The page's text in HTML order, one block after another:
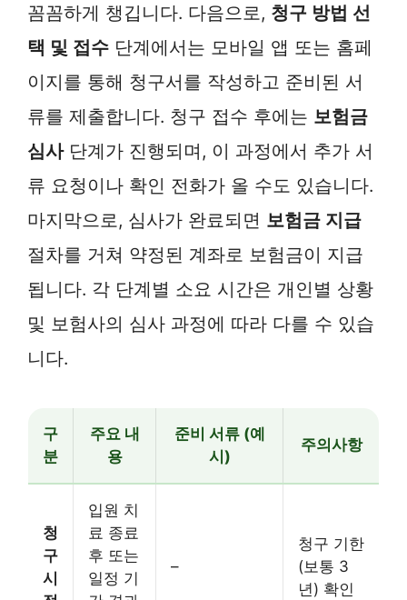
꼼꼼하게 챙깁니다. 다음으로, 청구 방법 선
택 및 접수 단계에서는 모바일 앱 또는 홈페
이지를 통해 청구서를 작성하고 준비된 서
류를 제출합니다. 청구 접수 후에는 보험금
심사단계가 진행되며, 이 과정에서 추가 서
류 요청이나 확인 전화가 올 수도 있습니다.
마지막으로, 심사가 완료되면 보험금 지급
절차를 거쳐 약정된 계좌로 보험금이 지급
됩니다. 각 단계별 소요 시간은 개인별 상황
및 보험사의 심사 과정에 따라 다를 수 있습
니다.
구
분
주요 내
용
준비 서류 (예
시)
주의사항
청
구
시
입원 치
료 종료
후 또는
일정 기
–
청구 기한
(보통 3
년) 확인